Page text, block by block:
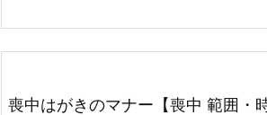
喪中はがきのマナー【喪中 範囲・